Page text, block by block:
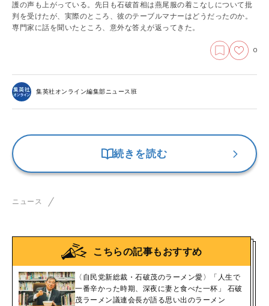
護の声も上がっている。先日も石破首相は燕尾服の着こなしについて批
判を受けたが、実際のところ、彼のテーブルマナーはどうだったのか。
専門家に話を聞いたところ、意外な答えが返ってきた。
0
集英社オンライン編集部ニュース班
続きを読む
ニュース
こちらの記事もおすすめ
〈自民党新総裁・石破茂のラーメン愛〉「人生で
一番辛かった時期、深夜に妻と食べた一杯」 石破
茂ラーメン議連会長が語る思い出のラーメン